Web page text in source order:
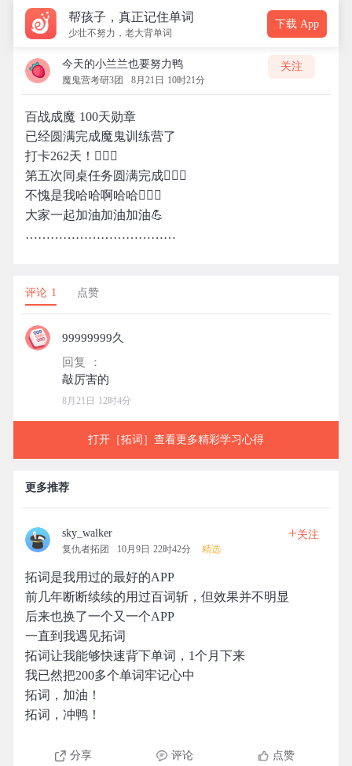
帮孩子，真正记住单词
少壮不努力，老大背单词
下载 App
今天的小兰兰也要努力鸭
魔鬼营考研3团 8月21日 10时21分
关注
百战成魔 100天勋章
已经圆满完成魔鬼训练营了
打卡262天！🙆🏻‍♀️
第五次同桌任务圆满完成🙇🏻‍♀️
不愧是我哈哈啊哈哈🙇🏾‍♀️
大家一起加油加油加油💪
………………………………
评论 1 点赞
99999999久
回复 ：
8月21日 12时4分
打开［拓词］查看更多精彩学习心得
更多推荐
sky_walker
复仇者拓团 10月9日 22时42分 精选
+关注
拓词是我用过的最好的APP
前几年断断续续的用过百词斩，但效果并不明显
后来也换了一个又一个APP
一直到我遇见拓词
拓词让我能够快速背下单词，1个月下来
我已然把200多个单词牢记心中
拓词，加油！
拓词，冲鸭！
分享 评论 点赞